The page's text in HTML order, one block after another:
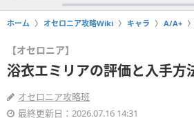
ホーム オセロニア攻略Wiki キャラ A/A+
【オセロニア】
浴衣エミリアの評価と入手方
オセロニア攻略班
最終更新日：2026.07.16 14:31